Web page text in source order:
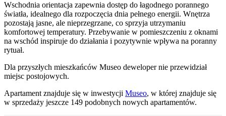
Wschodnia orientacja zapewnia dostęp do łagodnego porannego
światła, idealnego dla rozpoczęcia dnia pełnego energii. Wnętrza
pozostają jasne, ale nieprzegrzane, co sprzyja utrzymaniu
komfortowej temperatury. Przebywanie w pomieszczeniu z oknami
na wschód inspiruje do działania i pozytywnie wpływa na poranny
rytuał.
Dla przyszłych mieszkańców Museo deweloper nie przewidział
miejsc postojowych.
Apartament znajduje się w inwestycji Museo, w której znajduje się
w sprzedaży jeszcze 149 podobnych nowych apartamentów.